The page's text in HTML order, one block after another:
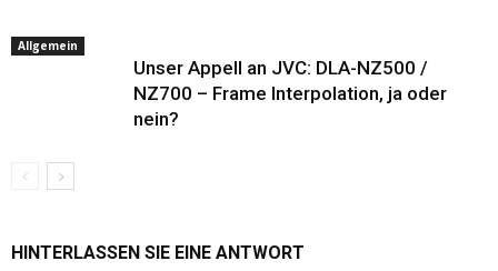
Allgemein
Unser Appell an JVC: DLA-NZ500 /
NZ700 – Frame Interpolation, ja oder
nein?
HINTERLASSEN SIE EINE ANTWORT